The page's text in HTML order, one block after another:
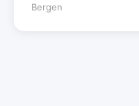
Bergen